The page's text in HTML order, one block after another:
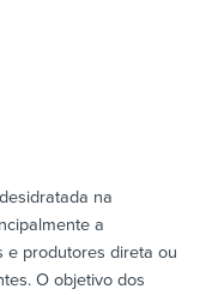
na
a
e produtores direta ou
O objetivo dos